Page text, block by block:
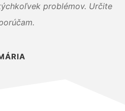
problémov. Určite